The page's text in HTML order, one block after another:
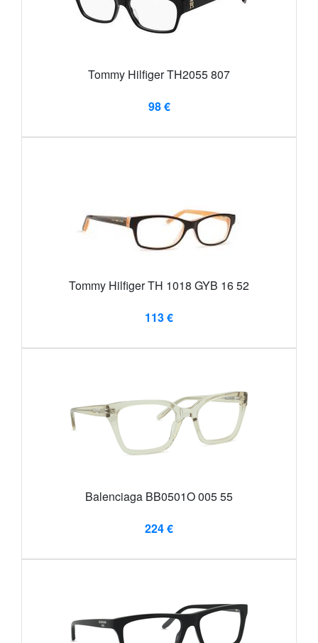
Tommy Hilfiger TH2055 807
98 €
Tommy Hilfiger TH 1018 GYB 16 52
113 €
Balenciaga BB0501O 005 55
224 €